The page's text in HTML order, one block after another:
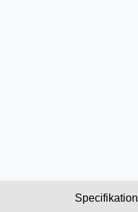
Specifikation